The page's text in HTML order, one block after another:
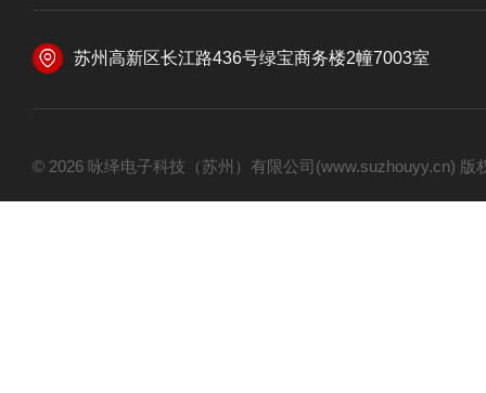
苏州高新区长江路436号绿宝商务楼2幢7003室
© 2026 咏绎电子科技（苏州）有限公司(www.suzhouyy.cn)